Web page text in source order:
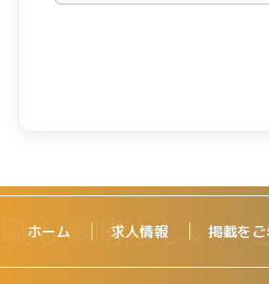
ホーム 求人情報 掲載を